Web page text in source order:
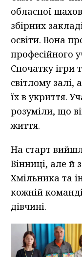
обласної
збірних
освіти. Вона
професійного
Спочатку ігри
світлому залі,
їх в укриття.
розуміли, що
життя.
На старт
Вінниці, але й
Хмільника та
кожній
дівчині.